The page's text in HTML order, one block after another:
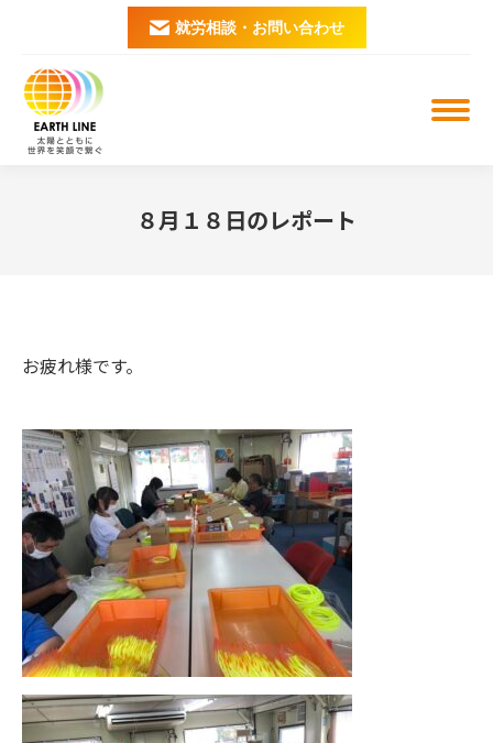
就労相談・お問い合わせ
８月１８日のレポート
お疲れ様です。